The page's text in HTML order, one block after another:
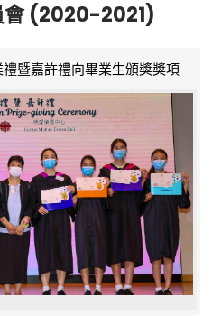
會 (2020-2021)
暨嘉許禮向畢業生頒獎獎項